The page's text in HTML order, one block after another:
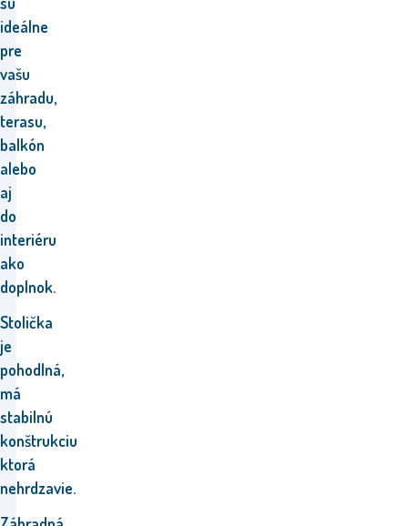
ideálne
pre
vašu
záhradu,
terasu,
balkón
alebo
aj
do
interiéru
ako
doplnok.
Stolička
je
pohodlná,
má
stabilnú
konštrukciu
ktorá
nehrdzavie.